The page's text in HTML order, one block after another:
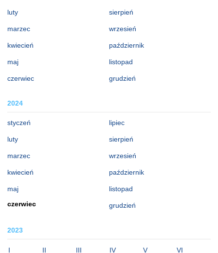
luty
marzec
kwiecień
maj
czerwiec
sierpień
wrzesień
październik
listopad
grudzień
2024
styczeń
luty
marzec
kwiecień
maj
czerwiec
lipiec
sierpień
wrzesień
październik
listopad
grudzień
2023
I II III IV V VI